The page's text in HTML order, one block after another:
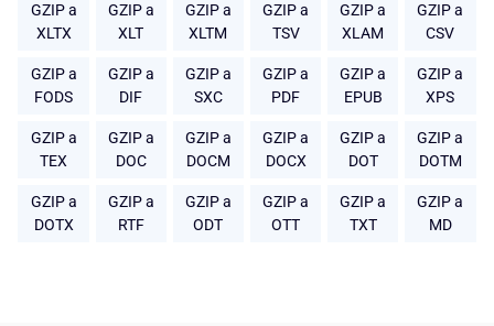
GZIP a
XLTX
GZIP a
XLT
GZIP a
XLTM
GZIP a
TSV
GZIP a
XLAM
GZIP a
CSV
GZIP a
FODS
GZIP a
DIF
GZIP a
SXC
GZIP a
PDF
GZIP a
EPUB
GZIP a
XPS
GZIP a
TEX
GZIP a
DOC
GZIP a
DOCM
GZIP a
DOCX
GZIP a
DOT
GZIP a
DOTM
GZIP a
DOTX
GZIP a
RTF
GZIP a
ODT
GZIP a
OTT
GZIP a
TXT
GZIP a
MD